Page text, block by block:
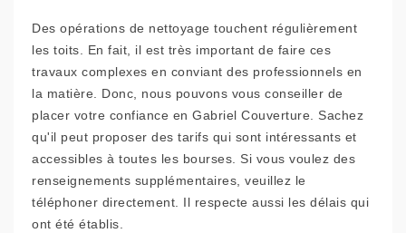
Des opérations de nettoyage touchent régulièrement
les toits. En fait, il est très important de faire ces
travaux complexes en conviant des professionnels en
la matière. Donc, nous pouvons vous conseiller de
placer votre confiance en Gabriel Couverture. Sachez
qu'il peut proposer des tarifs qui sont intéressants et
accessibles à toutes les bourses. Si vous voulez des
renseignements supplémentaires, veuillez le
téléphoner directement. Il respecte aussi les délais qui
ont été établis.